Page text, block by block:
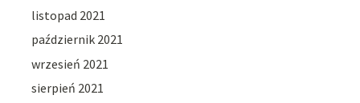
listopad 2021
październik 2021
wrzesień 2021
sierpień 2021